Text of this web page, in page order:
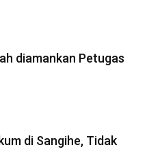
diamankan Petugas
di Sangihe, Tidak